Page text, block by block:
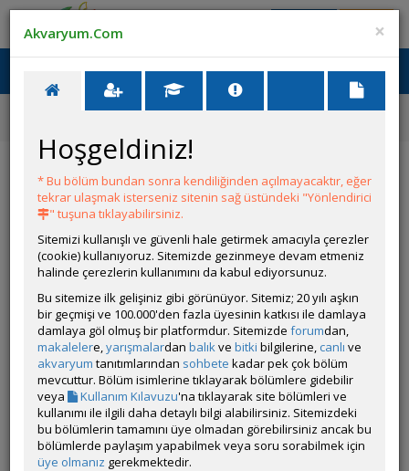
Ana Menü
Ana Sayfa
Yem İlanları
Mikro Kurt Kültürü, Kızılağaç Kozalağı
ÜYENİN DİĞER İLANLARI
Mangrow Üstü Anubiaslar(yeni), Cüce
Cyrptocoryne
Satıyorum
Anubias barteri var. Nana , Microsorium windelov
Melek Çift, Red Cap Oranda Japon
Satıyorum
Ancistrus sp. (Cüce Vatoz - Boynuzlu Vatoz), Betta
splendens (Beta), Carassius auratus (Japon Balığı),
Pterophyllum scalare (Melek)
İlanın Bulunduğu Kategoriler:Yem,Tüm İlanlar
<< Önceki İlan -Sonraki İlan >>
×
Akvaryum.Com
Hoşgeldiniz!
* Bu bölüm bundan sonra kendiliğinden açılmayacaktır, eğer
tekrar ulaşmak isterseniz sitenin sağ üstündeki "Yönlendirici
" tuşuna tıklayabilirsiniz.
Sitemizi kullanışlı ve güvenli hale getirmek amacıyla çerezler
(cookie) kullanıyoruz. Sitemizde gezinmeye devam etmeniz
halinde çerezlerin kullanımını da kabul ediyorsunuz.
Bu sitemize ilk gelişiniz gibi görünüyor. Sitemiz; 20 yılı aşkın
bir geçmişi ve 100.000'den fazla üyesinin katkısı ile damlaya
damlaya göl olmuş bir platformdur. Sitemizde forumdan,
makalelere,yarışmalardan balıkve bitki bilgilerine, canlı ve
akvaryum tanıtımlarından sohbete kadar pek çok bölüm
mevcuttur. Bölüm isimlerine tıklayarak bölümlere gidebilir
veya
Kullanım Kılavuzu'na tıklayarak site bölümleri ve
kullanımı ile ilgili daha detaylı bilgi alabilirsiniz. Sitemizdeki
bu bölümlerin tamamını üye olmadan görebilirsiniz ancak bu
bölümlerde paylaşım yapabilmek veya soru sorabilmek için
üye olmanız gerekmektedir.